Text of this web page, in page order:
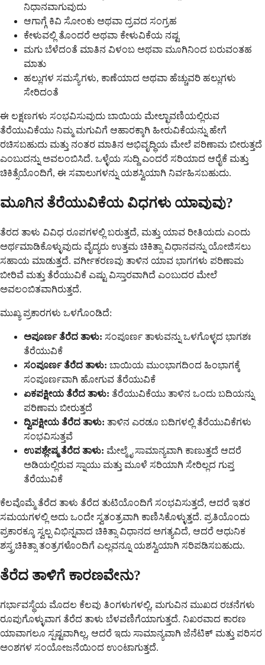
ನಿಧಾನವಾಗುವುದು
ಆಗಾಗ್ಗೆ ಕಿವಿ ಸೋಂಕು ಅಥವಾ ದ್ರವದ ಸಂಗ್ರಹ
ಕೇಳುವಲ್ಲಿ ತೊಂದರೆ ಅಥವಾ ಕೇಳುವಿಕೆಯ ನಷ್ಟ
ಮಗು ಬೆಳೆದಂತೆ ಮಾತಿನ ವಿಳಂಬ ಅಥವಾ ಮೂಗಿನಿಂದ ಬರುವಂತಹ
ಮಾತು
ಹಲ್ಲುಗಳ ಸಮಸ್ಯೆಗಳು, ಕಾಣೆಯಾದ ಅಥವಾ ಹೆಚ್ಚುವರಿ ಹಲ್ಲುಗಳು
ಸೇರಿದಂತೆ
ಈ ಲಕ್ಷಣಗಳು ಸಂಭವಿಸುವುದು ಬಾಯಿಯ ಮೇಲ್ಛಾವಣಿಯಲ್ಲಿರುವ
ತೆರೆಯುವಿಕೆಯು ನಿಮ್ಮ ಮಗುವಿಗೆ ಆಹಾರಕ್ಕಾಗಿ ಹೀರುವಿಕೆಯನ್ನು ಹೇಗೆ
ರಚಿಸಬಹುದು ಮತ್ತು ನಂತರ ಮಾತಿನ ಅಭಿವೃದ್ಧಿಯ ಮೇಲೆ ಪರಿಣಾಮ ಬೀರುತ್ತದೆ
ಎಂಬುದನ್ನು ಅವಲಂಬಿಸಿದೆ. ಒಳ್ಳೆಯ ಸುದ್ದಿ ಎಂದರೆ ಸರಿಯಾದ ಆರೈಕೆ ಮತ್ತು
ಚಿಕಿತ್ಸೆಯೊಂದಿಗೆ, ಈ ಸವಾಲುಗಳನ್ನು ಯಶಸ್ವಿಯಾಗಿ ನಿರ್ವಹಿಸಬಹುದು.
ಮೂಗಿನ ತೆರೆಯುವಿಕೆಯ ವಿಧಗಳು ಯಾವುವು?
ತೆರದ ತಾಳು ವಿವಿಧ ರೂಪಗಳಲ್ಲಿ ಬರುತ್ತದೆ, ಮತ್ತು ಯಾವ ರೀತಿಯದು ಎಂದು
ಅರ್ಥಮಾಡಿಕೊಳ್ಳುವುದು ವೈದ್ಯರು ಉತ್ತಮ ಚಿಕಿತ್ಸಾ ವಿಧಾನವನ್ನು ಯೋಜಿಸಲು
ಸಹಾಯ ಮಾಡುತ್ತದೆ. ವರ್ಗೀಕರಣವು ತಾಳಿನ ಯಾವ ಭಾಗಗಳು ಪರಿಣಾಮ
ಬೀರಿವೆ ಮತ್ತು ತೆರೆಯುವಿಕೆ ಎಷ್ಟು ವಿಸ್ತಾರವಾಗಿದೆ ಎಂಬುದರ ಮೇಲೆ
ಅವಲಂಬಿತವಾಗಿರುತ್ತದೆ.
ಮುಖ್ಯ ಪ್ರಕಾರಗಳು ಒಳಗೊಂಡಿದೆ:
ಅಪೂರ್ಣ ತೆರೆದ ತಾಳು: ಸಂಪೂರ್ಣ ತಾಳುವನ್ನು ಒಳಗೊಳ್ಳದ ಭಾಗಶಃ
ತೆರೆಯುವಿಕೆ
ಸಂಪೂರ್ಣ ತೆರೆದ ತಾಳು: ಬಾಯಿಯ ಮುಂಭಾಗದಿಂದ ಹಿಂಭಾಗಕ್ಕೆ
ಸಂಪೂರ್ಣವಾಗಿ ಹೋಗುವ ತೆರೆಯುವಿಕೆ
ಏಕಪಕ್ಷೀಯ ತೆರೆದ ತಾಳು: ತೆರೆಯುವಿಕೆಯು ತಾಳಿನ ಒಂದು ಬದಿಯನ್ನು
ಪರಿಣಾಮ ಬೀರುತ್ತದೆ
ದ್ವಿಪಕ್ಷೀಯ ತೆರೆದ ತಾಳು: ತಾಳಿನ ಎರಡೂ ಬದಿಗಳಲ್ಲಿ ತೆರೆಯುವಿಕೆಗಳು
ಸಂಭವಿಸುತ್ತವೆ
ಉಪಶ್ಲೇಷ್ಮ ತೆರೆದ ತಾಳು: ಮೇಲ್ಮೈ ಸಾಮಾನ್ಯವಾಗಿ ಕಾಣುತ್ತದೆ ಆದರೆ
ಅಡಿಯಲ್ಲಿರುವ ಸ್ನಾಯು ಮತ್ತು ಮೂಳೆ ಸರಿಯಾಗಿ ಸೇರಿಲ್ಲದ ಗುಪ್ತ
ತೆರೆಯುವಿಕೆ
ಕೆಲವೊಮ್ಮೆ ತೆರೆದ ತಾಳು ತೆರೆದ ತುಟಿಯೊಂದಿಗೆ ಸಂಭವಿಸುತ್ತದೆ, ಆದರೆ ಇತರ
ಸಮಯಗಳಲ್ಲಿ ಅದು ಒಂದೇ ಸ್ವತಂತ್ರವಾಗಿ ಕಾಣಿಸಿಕೊಳ್ಳುತ್ತದೆ. ಪ್ರತಿಯೊಂದು
ಪ್ರಕಾರಕ್ಕೂ ಸ್ವಲ್ಪ ವಿಭಿನ್ನವಾದ ಚಿಕಿತ್ಸಾ ವಿಧಾನದ ಅಗತ್ಯವಿದೆ, ಆದರೆ ಆಧುನಿಕ
ಶಸ್ತ್ರಚಿಕಿತ್ಸಾ ತಂತ್ರಗಳೊಂದಿಗೆ ಎಲ್ಲವನ್ನೂ ಯಶಸ್ವಿಯಾಗಿ ಸರಿಪಡಿಸಬಹುದು.
ತೆರೆದ ತಾಳಿಗೆ ಕಾರಣವೇನು?
ಗರ್ಭಾವಸ್ಥೆಯ ಮೊದಲ ಕೆಲವು ತಿಂಗಳುಗಳಲ್ಲಿ, ಮಗುವಿನ ಮುಖದ ರಚನೆಗಳು
ರೂಪುಗೊಳ್ಳುವಾಗ ತೆರೆದ ತಾಳು ಬೆಳವಣಿಗೆಯಾಗುತ್ತದೆ. ನಿಖರವಾದ ಕಾರಣ
ಯಾವಾಗಲೂ ಸ್ಪಷ್ಟವಾಗಿಲ್ಲ, ಆದರೆ ಇದು ಸಾಮಾನ್ಯವಾಗಿ ಜೆನೆಟಿಕ್ ಮತ್ತು ಪರಿಸರ
ಅಂಶಗಳ ಸಂಯೋಜನೆಯಿಂದ ಉಂಟಾಗುತ್ತದೆ.